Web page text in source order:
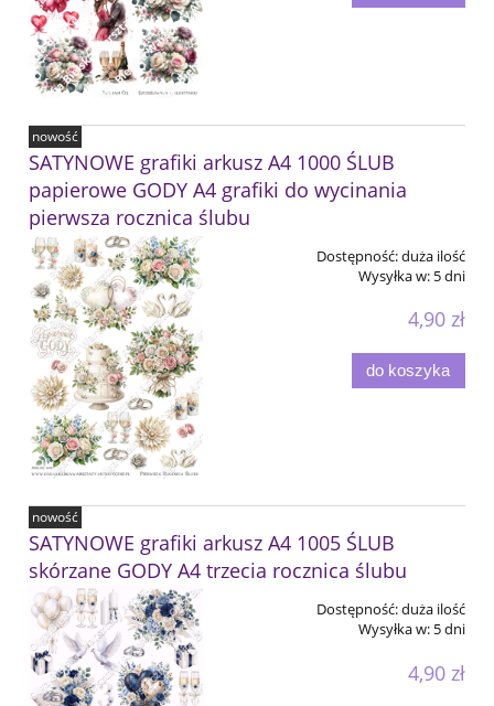
SATYNOWE grafiki arkusz A4 1000 ŚLUB
papierowe GODY A4 grafiki do wycinania
pierwsza rocznica ślubu
Dostępność:duża ilość
Wysyłka w: 5 dni
4,90 zł
do koszyka
nowość
SATYNOWE grafiki arkusz A4 1005 ŚLUB
skórzane GODY A4 trzecia rocznica ślubu
Dostępność:duża ilość
Wysyłka w: 5 dni
4,90 zł
nowość